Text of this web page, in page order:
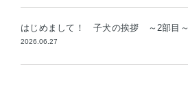
はじめまして！ 子犬の挨拶 ～2部目～
2026.06.27